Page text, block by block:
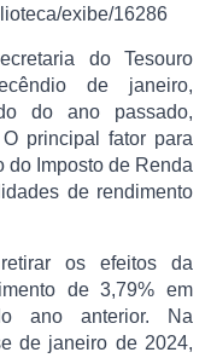
exibe/16286
do Tesouro
de janeiro,
do ano passado,
principal fator para
do Imposto de Renda
de rendimento
os efeitos da
de 3,79% em
ano anterior. Na
de janeiro de 2024,